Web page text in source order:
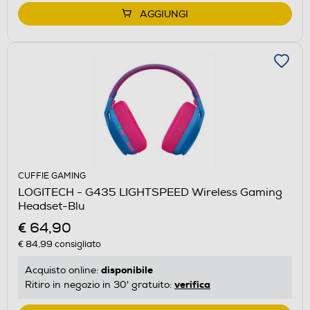
AGGIUNGI
CUFFIE GAMING
LOGITECH - G435 LIGHTSPEED Wireless Gaming
Headset-Blu
€ 64,90
€ 84,99 consigliato
Acquisto online: disponibile
Ritiro in negozio in 30' gratuito: verifica